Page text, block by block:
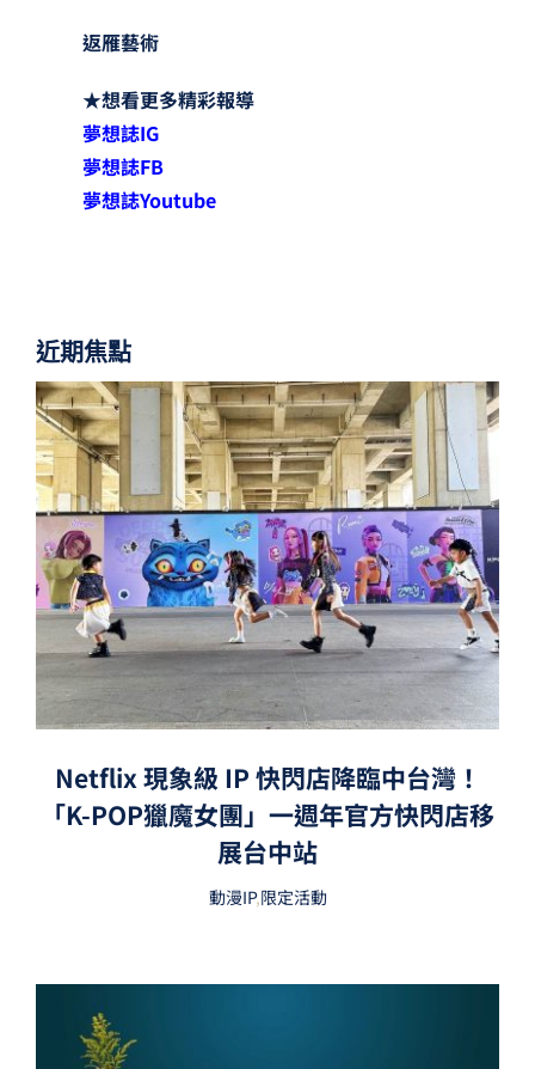
返雁藝術
★想看更多精彩報導
夢想誌IG
夢想誌FB
夢想誌Youtube
近期焦點
Netflix 現象級 IP 快閃店降臨中台灣！
「K-POP獵魔女團」一週年官方快閃店移
展台中站
動漫IP,限定活動